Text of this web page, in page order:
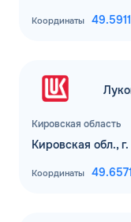
Координаты
Кировская область
Кировская обл.,
Координаты